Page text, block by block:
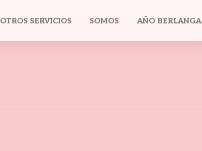
OTROS SERVICIOS SOMOS AÑO BERLANGA